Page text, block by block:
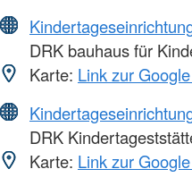
DRK bauhaus für
Karte: Link zur
DRK
Karte: Link zur